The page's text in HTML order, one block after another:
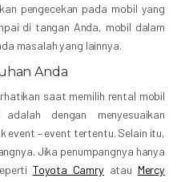
pengecekan pada mobil yang
di tangan Anda, mobil dalam
masalah yang lainnya.
Anda
saat memilih rental mobil
dengan menyesuaikan
event – event tertentu. Selain itu,
Jika penumpangnya hanya
Toyota Camry atau Mercy